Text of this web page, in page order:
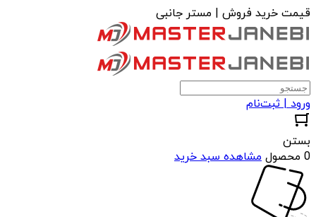
قیمت خرید فروش | مستر جانبی
ورود | ثبت‌نام
بستن
0 محصول
مشاهده سبد خرید